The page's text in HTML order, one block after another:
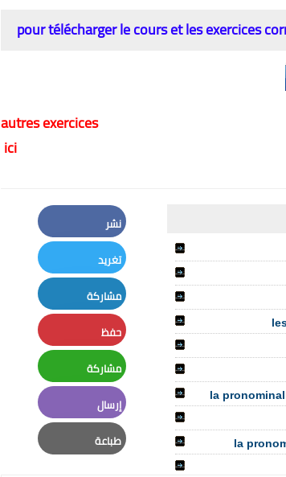
pour télécharger le cours et les exercices
autres exercices
ici
la
نشر
Facebook
تغريد
Twitter
مشاركة
LinkedIn
حفظ
Pinterest
مشاركة
Whatsapp
إرسال
Email
طباعة